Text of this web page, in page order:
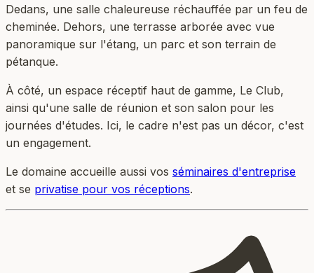
Dedans, une salle chaleureuse réchauffée par un feu de
cheminée. Dehors, une terrasse arborée avec vue
panoramique sur l'étang, un parc et son terrain de
pétanque.
À côté, un espace réceptif haut de gamme, Le Club,
ainsi qu'une salle de réunion et son salon pour les
journées d'études. Ici, le cadre n'est pas un décor, c'est
un engagement.
Le domaine accueille aussi vos séminaires d'entreprise
et se privatise pour vos réceptions.